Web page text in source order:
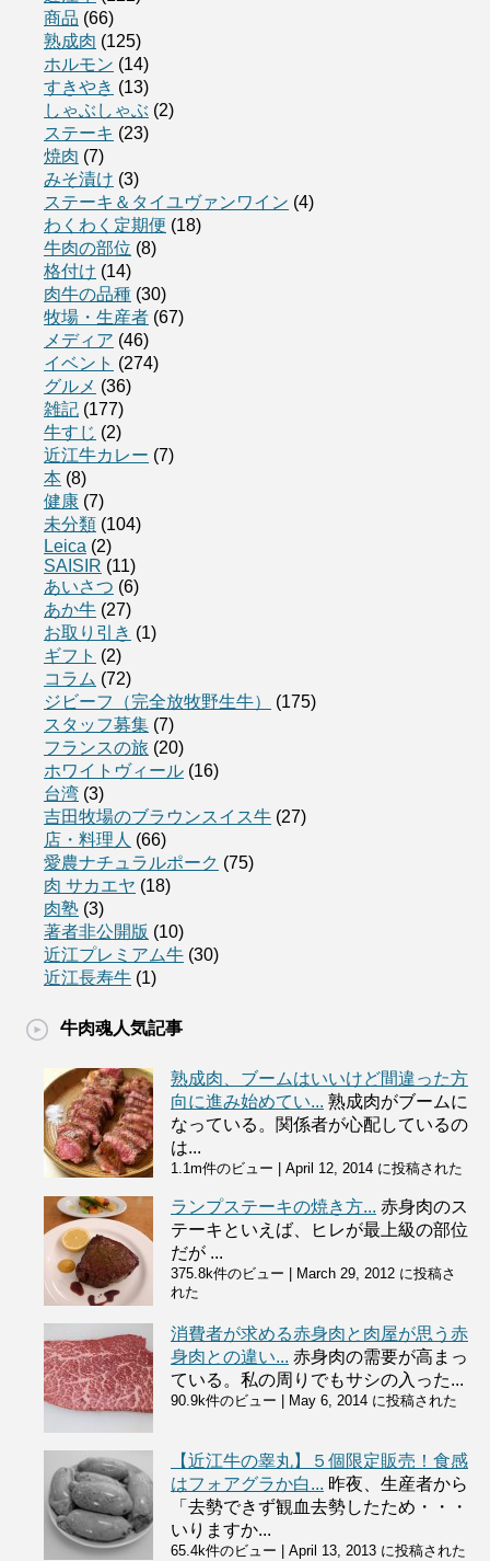
商品 (66)
熟成肉 (125)
ホルモン (14)
すきやき (13)
しゃぶしゃぶ (2)
ステーキ (23)
焼肉 (7)
みそ漬け (3)
ステーキ＆タイユヴァンワイン (4)
わくわく定期便 (18)
牛肉の部位 (8)
格付け (14)
肉牛の品種 (30)
牧場・生産者 (67)
メディア (46)
イベント (274)
グルメ (36)
雑記 (177)
牛すじ (2)
近江牛カレー (7)
本 (8)
健康 (7)
未分類 (104)
Leica (2)
SAISIR (11)
あいさつ (6)
あか牛 (27)
お取り引き (1)
ギフト (2)
コラム (72)
ジビーフ（完全放牧野生牛）
(175)
スタッフ募集 (7)
フランスの旅 (20)
ホワイトヴィール (16)
台湾 (3)
吉田牧場のブラウンスイス牛 (27)
店・料理人 (66)
愛農ナチュラルポーク (75)
肉 サカエヤ (18)
肉塾 (3)
著者非公開版 (10)
近江プレミアム牛 (30)
近江長寿牛 (1)
牛肉魂人気記事
熟成肉、ブームはいいけど間違った方
向に進み始めてい... 熟成肉がブームに
なっている。関係者が心配しているの
は...
1.1m件のビュー April 12, 2014 に投稿された
ランプステーキの焼き方... 赤身肉のス
テーキといえば、ヒレが最上級の部位
だが ...
375.8k件のビュー
March 29, 2012 に投稿さ
れた
消費者が求める赤身肉と肉屋が思う赤
身肉との違い... 赤身肉の需要が高まっ
ている。私の周りでもサシの入った...
90.9k件のビュー May 6, 2014 に投稿された
【近江牛の睾丸】５個限定販売！食感
はフォアグラか白... 昨夜、生産者から
「去勢できず観血去勢したため・・・
いりますか...
65.4k件のビュー April 13, 2013 に投稿された